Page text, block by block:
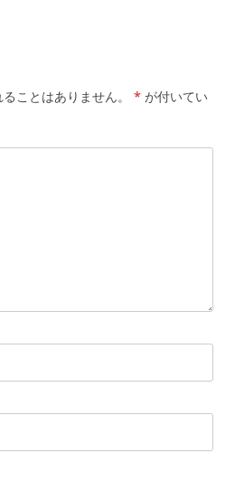
ことはありません。 * が付いてい